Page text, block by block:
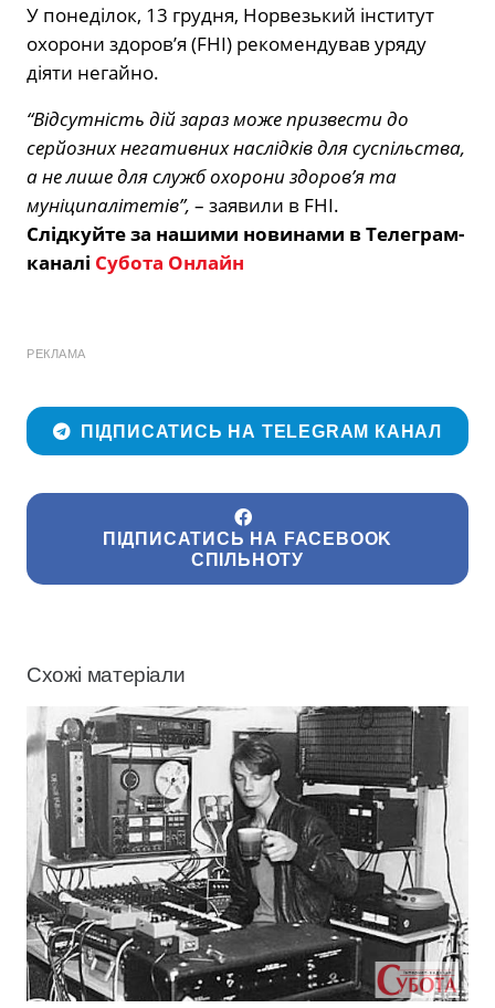
У понеділок, 13 грудня, Норвезький інститут
охорони здоров’я (FHI) рекомендував уряду
діяти негайно.
“Відсутність дій зараз може призвести до
серйозних негативних наслідків для суспільства,
а не лише для служб охорони здоров’я та
муніципалітетів”, – заявили в FHI.
Слідкуйте за нашими новинами в Телеграм-
каналі Субота Онлайн
РЕКЛАМА
ПІДПИСАТИСЬ НА TELEGRAM КАНАЛ
ПІДПИСАТИСЬ НА FACEBOOK
СПІЛЬНОТУ
Схожі матеріали